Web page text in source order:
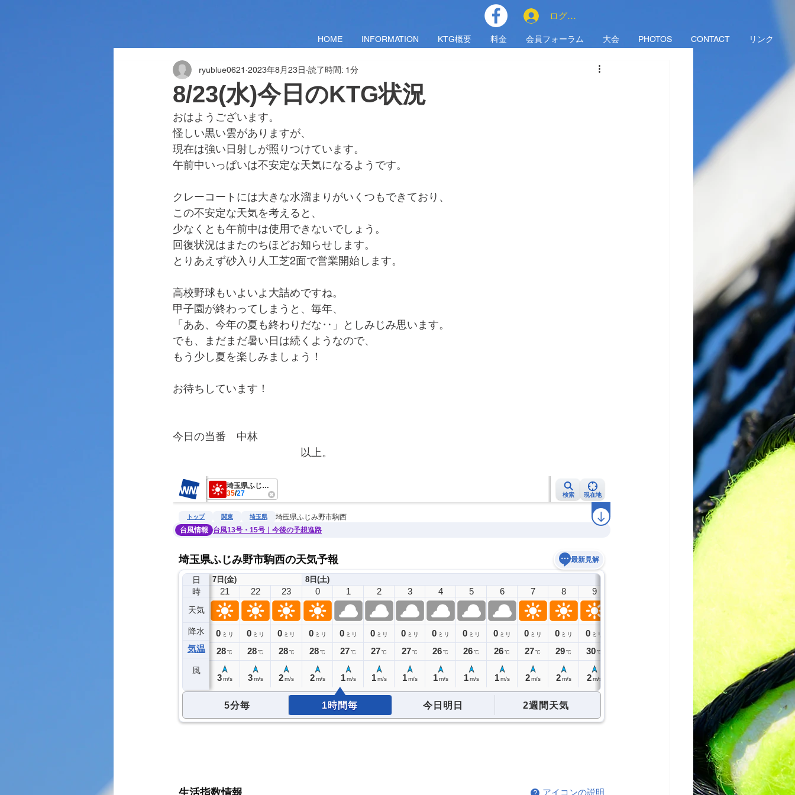
HOME INFORMATION KTG概要 料金 会員フォーラム 大会 PHOTOS CONTACT リンク
ログイン
8/23(水)今日のKTG状況
ryublue0621 2023年8月23日 読了時間: 1分
おはようございます。
怪しい黒い雲がありますが、
現在は強い日射しが照りつけています。
午前中いっぱいは不安定な天気になるようです。
クレーコートには大きな水溜まりがいくつもできており、
この不安定な天気を考えると、
少なくとも午前中は使用できないでしょう。
回復状況はまたのちほどお知らせします。
とりあえず砂入り人工芝2面で営業開始します。
高校野球もいよいよ大詰めですね。
甲子園が終わってしまうと、毎年、
「ああ、今年の夏も終わりだな‥」としみじみ思います。
でも、まだまだ暑い日は続くようなので、
もう少し夏を楽しみましょう！
お待ちしています！
今日の当番　中林
以上。